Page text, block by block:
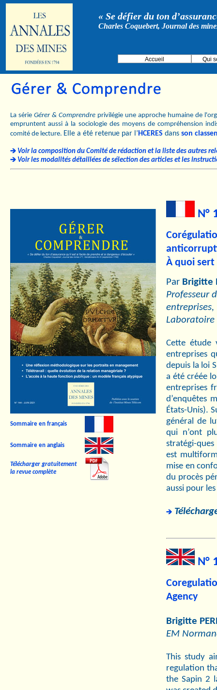
« Se défier du ton
Charles Coquebert, Journal des
Accueil Qui
La série Gérer & Comprendre privilégie une approche humaine de
empruntent aussi à la sociologie des moyens de compréhension
comité de lecture. Elle a été retenue par l’ HCERES dans son
Voir la composition du Comité de rédaction et la liste des autres
Voir les modalités détaillées de sélection des articles et les
Sommaire en français
Sommaire en anglais
Télécharger gratuitement
la revue complète
N°
À quoi sert
Par Brigitte
Professeur
entreprises,
Laboratoire
Cette étude
entreprises
depuis la loi
a été créée
entreprises
d’enquêtes
États-Unis).
général de
qui n’ont
stratégi-
est
mise en
du procès
aussi pour
N°
Agency
Brigitte
EM
This study
regulation
the Sapin 2